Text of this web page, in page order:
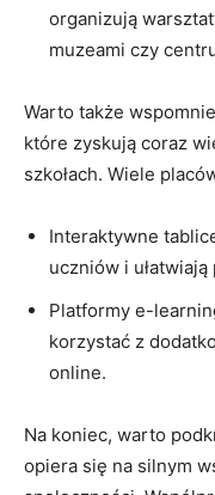
organizują
muzeami czy
Warto także
które zyskują coraz
szkołach. Wiele
Interaktywne
uczniów i
Platformy e-
korzystać z
online.
Na koniec, warto
opiera się na silnym